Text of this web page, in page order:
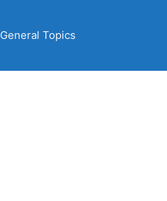
General Topics